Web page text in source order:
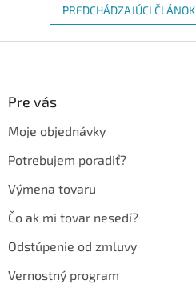
PREDCHÁDZAJÚCI ČLÁNOK
Pre vás
Moje objednávky
Potrebujem poradiť?
Výmena tovaru
Čo ak mi tovar nesedí?
Odstúpenie od zmluvy
Vernostný program